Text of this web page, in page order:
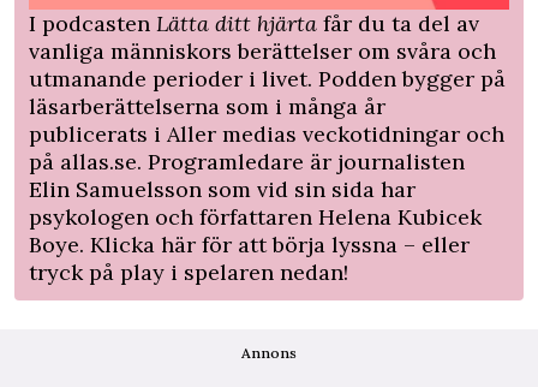
I podcasten Lätta ditt hjärta får du ta del av
vanliga människors berättelser om svåra och
utmanande perioder i livet. Podden bygger på
läsarberättelserna som i många år
publicerats i Aller medias veckotidningar och
på allas.se. Programledare är journalisten
Elin Samuelsson som vid sin sida har
psykologen och författaren Helena Kubicek
Boye. Klicka här för att börja lyssna – eller
tryck på play i spelaren nedan!
Annons